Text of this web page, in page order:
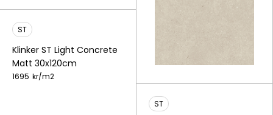
ST
Klinker ST Light Concrete
Matt 30x120cm
1695 kr/m2
ST